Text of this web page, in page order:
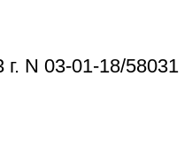
N 03-01-18/58031